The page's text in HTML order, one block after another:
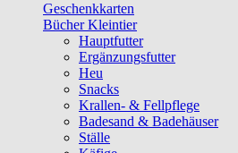
Geschenkkarten
Bücher Kleintier
Hauptfutter
Ergänzungsfutter
Heu
Snacks
Krallen- & Fellpflege
Badesand & Badehäuser
Ställe